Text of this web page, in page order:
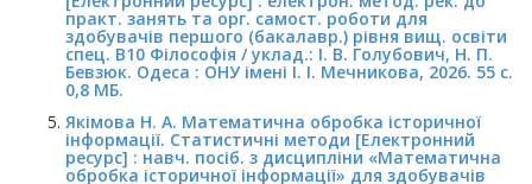
практ. занять та орг. самост. роботи для
здобувачів першого (бакалавр.) рівня вищ. освіти
спец. B10 Філософія / уклад.: І. В. Голубович, Н. П.
Бевзюк. Одеса : ОНУ імені І. І. Мечникова, 2026. 55 с.
0,8 МБ.
Якімова Н. А. Математична обробка історичної
інформації. Статистичні методи [Електронний
ресурс] : навч. посіб. з дисципліни «Математична
обробка історичної інформації» для здобувачів